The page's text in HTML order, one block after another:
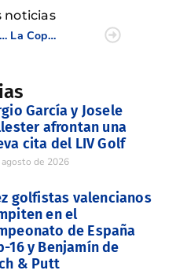
noticias
Antonio Llerena gana por tercera vez el Campeonato de España de Golf Adaptado
La Copa Levante-Memorial Fco. Gil 2017 comienza su andadura.
García y Josele
afrontan una
cita del LIV Golf
agosto de 2026
golfistas valencianos
en el
de España
16 y Benjamín de
& Putt